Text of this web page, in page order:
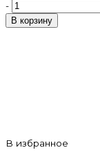
-
В корзину
В избранное